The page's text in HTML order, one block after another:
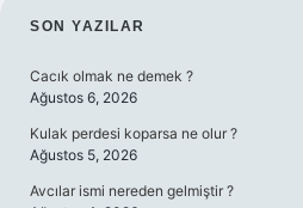
SIDEBAR
SON YAZILAR
Cacık olmak ne demek ?
Ağustos 6, 2026
Kulak perdesi koparsa ne olur ?
Ağustos 5, 2026
Avcılar ismi nereden gelmiştir ?